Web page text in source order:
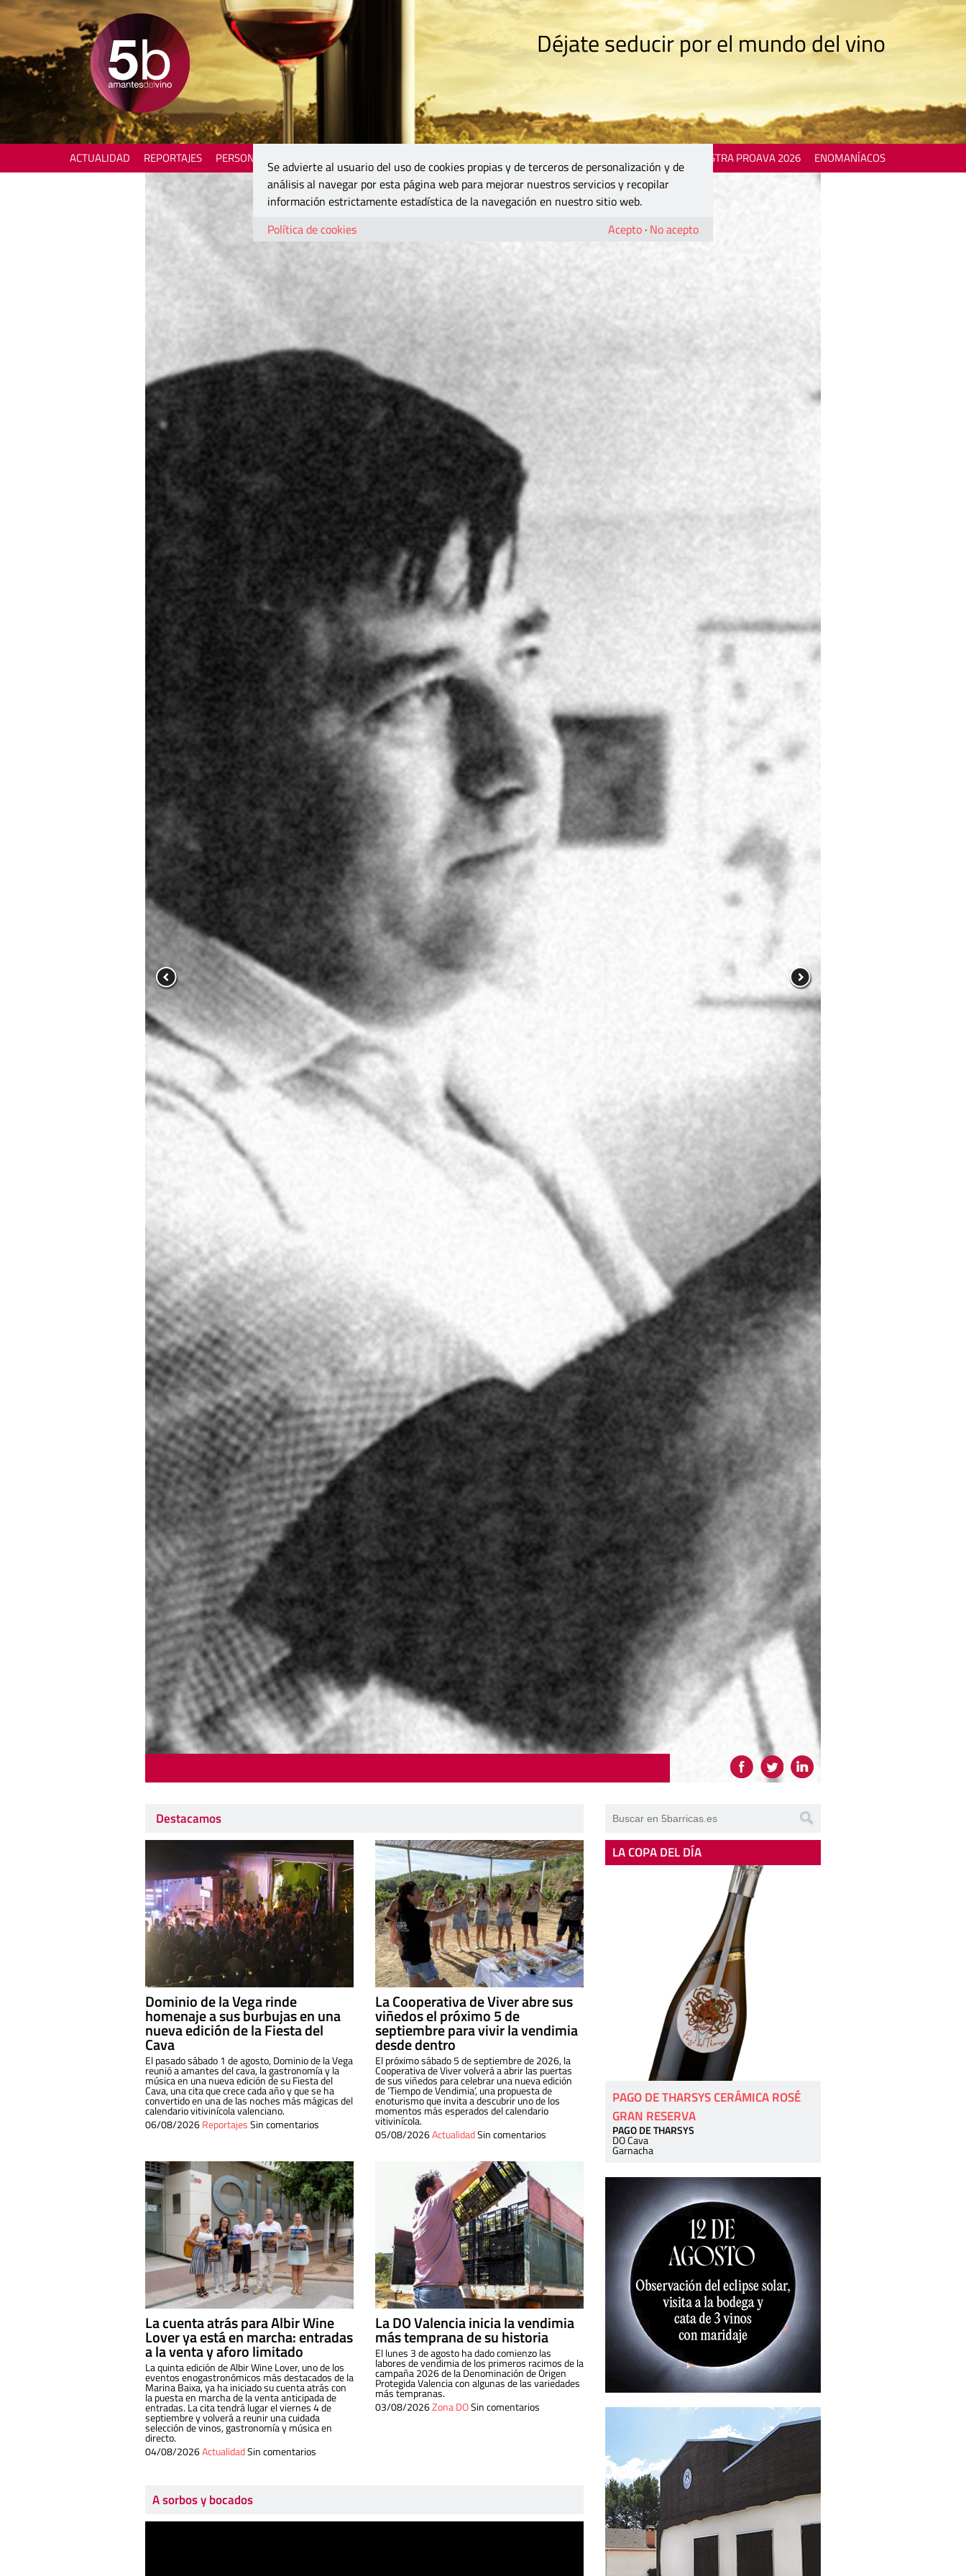
Déjate seducir por el mundo del vino
ACTUALIDAD REPORTAJES PERSONAJES MOSTRA PROAVA 2026 ENOMANÍACOS
Destacamos
Dominio de la Vega rinde
homenaje a sus burbujas en una
nueva edición de la Fiesta del
Cava
El pasado sábado 1 de agosto, Dominio de la Vega
reunió a amantes del cava, la gastronomía y la
música en una nueva edición de su Fiesta del
Cava, una cita que crece cada año y que se ha
convertido en una de las noches más mágicas del
calendario vitivinícola valenciano.
06/08/2026ReportajesSin comentarios
La Cooperativa de Viver abre sus
viñedos el próximo 5 de
septiembre para vivir la vendimia
desde dentro
El próximo sábado 5 de septiembre de 2026, la
Cooperativa de Viver volverá a abrir las puertas
de sus viñedos para celebrar una nueva edición
de ‘Tiempo de Vendimia’, una propuesta de
enoturismo que invita a descubrir uno de los
momentos más esperados del calendario
vitivinícola.
05/08/2026ActualidadSin comentarios
La cuenta atrás para Albir Wine
Lover ya está en marcha: entradas
a la venta y aforo limitado
La quinta edición de Albir Wine Lover, uno de los
eventos enogastronómicos más destacados de la
Marina Baixa, ya ha iniciado su cuenta atrás con
la puesta en marcha de la venta anticipada de
entradas. La cita tendrá lugar el viernes 4 de
septiembre y volverá a reunir una cuidada
selección de vinos, gastronomía y música en
directo.
04/08/2026ActualidadSin comentarios
La DO Valencia inicia la vendimia
más temprana de su historia
El lunes 3 de agosto ha dado comienzo las
labores de vendimia de los primeros racimos de la
campaña 2026 de la Denominación de Origen
Protegida Valencia con algunas de las variedades
más tempranas.
03/08/2026Zona DOSin comentarios
A sorbos y bocados
LA COPA DEL DÍA
PAGO DE THARSYS CERÁMICA ROSÉ
GRAN RESERVA
PAGO DE THARSYS
DO Cava
Garnacha
Se advierte al usuario del uso de cookies propias y de terceros de personalización y de
análisis al navegar por esta página web para mejorar nuestros servicios y recopilar
información estrictamente estadística de la navegación en nuestro sitio web.
Política de cookies
Acepto · No acepto